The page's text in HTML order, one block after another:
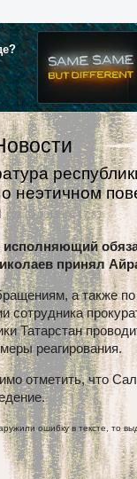
неэтичном
| 23.09.2013 г. в 17:33
принял
а также
сотрудника
Татарстан
реагирования.
отметить, что
ошибку в тексте, то